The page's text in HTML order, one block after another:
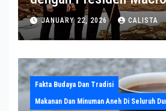
Sekjen NATO ke
Greenland
JANUARY 22, 2026 CALISTA
Fakta Budaya Dan Tradisi
Makanan Dan Minuman Aneh Di Seluruh